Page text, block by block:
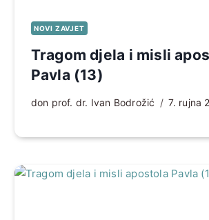
NOVI ZAVJET
Tragom djela i misli
Pavla (13)
don prof. dr. Ivan Bodrožić 7. rujna